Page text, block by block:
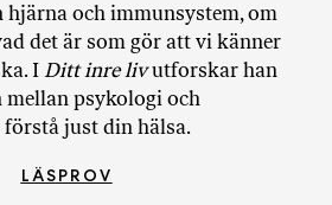
hjärna och immunsystem, om
det är som gör att vi känner
I Ditt inre livutforskar han
psykologi och
just din hälsa.
LÄSPROV